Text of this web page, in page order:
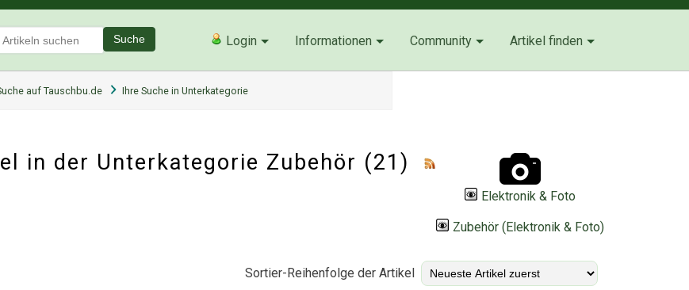
Suche Login Informationen Community Artikel finden
auf Tauschbu.de Ihre Suche in Unterkategorie
Elektronik & Foto
Zubehör (Elektronik & Foto)
in der Unterkategorie Zubehör (21)
Sortier-Reihenfolge der Artikel